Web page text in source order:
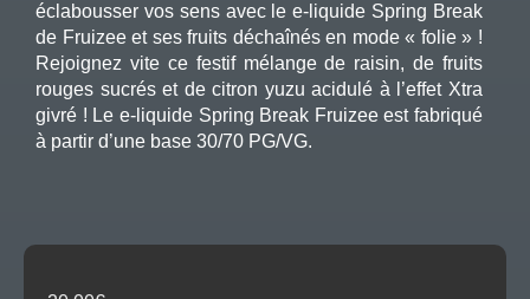
éclabousser vos sens avec le e-liquide Spring Break
de Fruizee et ses fruits déchaînés en mode « folie » !
Rejoignez vite ce festif mélange de raisin, de fruits
rouges sucrés et de citron yuzu acidulé à l’effet Xtra
givré ! Le e-liquide Spring Break Fruizee est fabriqué
à partir d’une base 30/70 PG/VG.